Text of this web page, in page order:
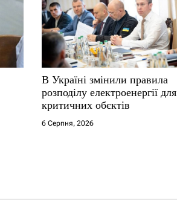
В Україні змінили правила
розподілу електроенергії для
критичних обєктів
6 Серпня, 2026